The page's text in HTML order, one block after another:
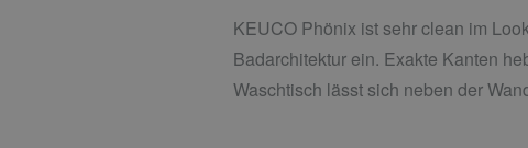
KEUCO Phönix ist sehr clean im
Badarchitektur ein. Exakte Kanten
Waschtisch lässt sich neben der